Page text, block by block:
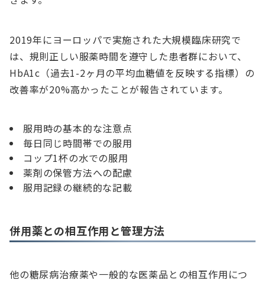
2019年にヨーロッパで実施された大規模臨床研究で
は、規則正しい服薬時間を遵守した患者群において、
HbA1c（過去1-2ヶ月の平均血糖値を反映する指標）の
改善率が20%高かったことが報告されています。
服用時の基本的な注意点
毎日同じ時間帯での服用
コップ1杯の水での服用
薬剤の保管方法への配慮
服用記録の継続的な記載
併用薬との相互作用と管理方法
他の糖尿病治療薬や一般的な医薬品との相互作用につ